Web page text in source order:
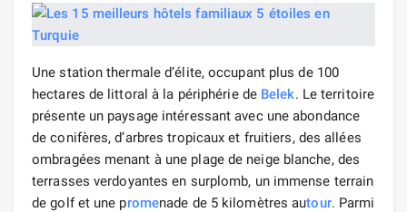
Une station thermale d’élite, occupant plus de 100
hectares de littoral à la périphérie de Belek. Le territoire
présente un paysage intéressant avec une abondance
de conifères, d’arbres tropicaux et fruitiers, des allées
ombragées menant à une plage de neige blanche, des
terrasses verdoyantes en surplomb, un immense terrain
de golf et une promenade de 5 kilomètres autour. Parmi